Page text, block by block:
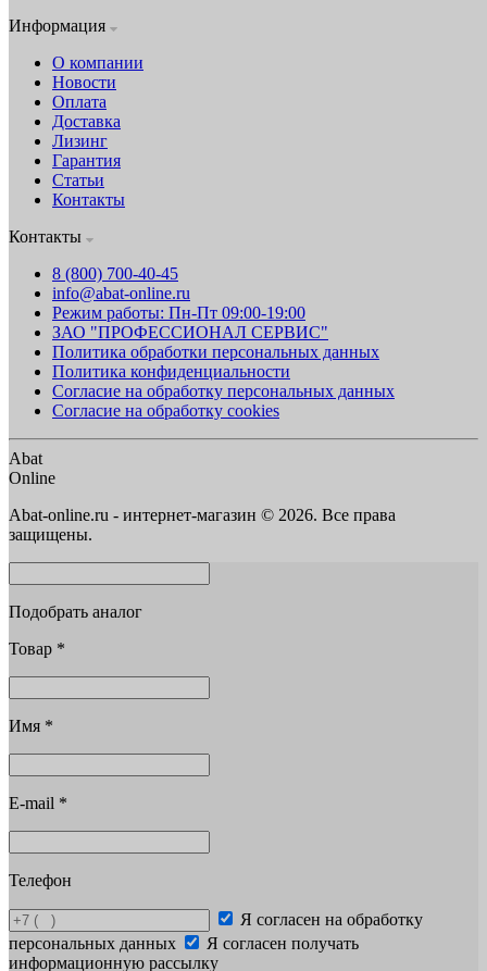
Информация
О компании
Новости
Оплата
Доставка
Лизинг
Гарантия
Статьи
Контакты
Контакты
8 (800) 700-40-45
info@abat-online.ru
Режим работы: Пн-Пт 09:00-19:00
ЗАО "ПРОФЕССИОНАЛ СЕРВИС"
Политика обработки персональных данных
Политика конфиденциальности
Согласие на обработку персональных данных
Согласие на обработку cookies
Abat
Online
Abat-online.ru - интернет-магазин © 2026. Все права
защищены.
Подобрать аналог
Товар *
Имя *
E-mail *
Телефон
Я согласен на обработку
персональных данных
Я согласен получать
информационную рассылку